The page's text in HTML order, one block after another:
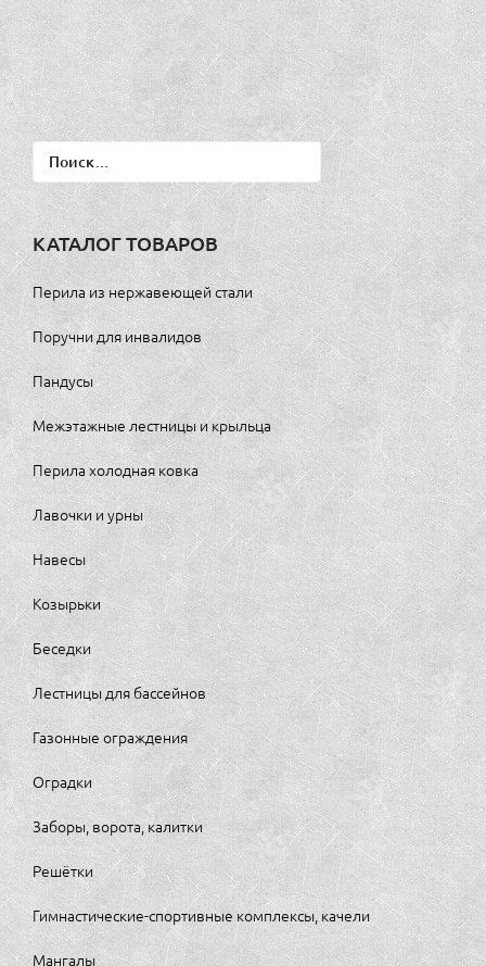
Найти:
КАТАЛОГ ТОВАРОВ
Перила из нержавеющей стали
Поручни для инвалидов
Пандусы
Межэтажные лестницы и крыльца
Перила холодная ковка
Лавочки и урны
Навесы
Козырьки
Беседки
Лестницы для бассейнов
Газонные ограждения
Оградки
Заборы, ворота, калитки
Решётки
Гимнастические-спортивные комплексы, качели
Мангалы